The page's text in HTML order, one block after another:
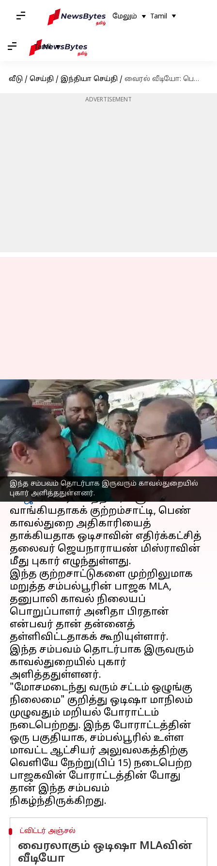
மேலும் Tamil
Tamil
வீடு / செய்தி / இந்தியா செய்தி / வைரல் வீடியோ: பெண் காவலரைத் தள்ளிவிட்ட பாஜக தலைவர்
ADVERTISEMENT
இந்த சம்பவம் தொடர்பாக இருவரும் காவல்துறையில்
புகார் அளித்ததுள்ளனர்.
வைரல் வீடியோ: பெண்
காவலரைத் தள்ளிவிட்ட
பாஜக தலைவர்
எழுதியவர் Sindhuja SM Feb 16, 2023 02:13 pm
செய்தி முன்னோட்டம்
ஒடிசாவின் சம்பல்பூரில் நடைபெற்ற
பாஜகபோராட்டத்தில், லஞ்சம்
வாங்கியதாகக் குற்றம்சாட்டி, பெண்
காவல்துறை அதிகாரியைத்
தாக்கியதாக ஒடிசாவின் எதிர்க்கட்சித்
தலைவர் ஜெயநாராயண் மிஸ்ராவின்
மீது புகார் எழுந்துள்ளது.
இந்த குற்றசாட்டுகளை முற்றிலுமாக
மறுத்த சம்பல்பூரின் பாஜக MLA,
தனுபாலி காவல் நிலையப்
பொறுப்பாளர் அனிதா பிரதான்
என்பவர் தான் தன்னைத்
தள்ளிவிட்டதாகக் கூறியுள்ளார்.
இந்த சம்பவம் தொடர்பாக இருவரும்
காவல்துறையில் புகார்
அளித்ததுள்ளனர்.
"மோசமடைந்து வரும் சட்டம் ஒழுங்கு
நிலைமை" குறித்து ஒடிஷா மாநிலம்
முழுவதும் மறியல் போராட்டம்
நடைபெற்றது. இந்த போராட்டத்தின்
ஒரு பகுதியாக, சம்பல்பூரில் உள்ள
மாவட்ட ஆட்சியர் அலுவலகத்திற்கு
வெளியே நேற்று(பிப் 15) நடைபெற்ற
பாஜகவின் போராட்டத்தின் போது
தான் இந்த சம்பவம்
ட்விட்டர் அஞ்சல்
வைரலாகும் ஒடிஷா MLAவின்
வீடியோ